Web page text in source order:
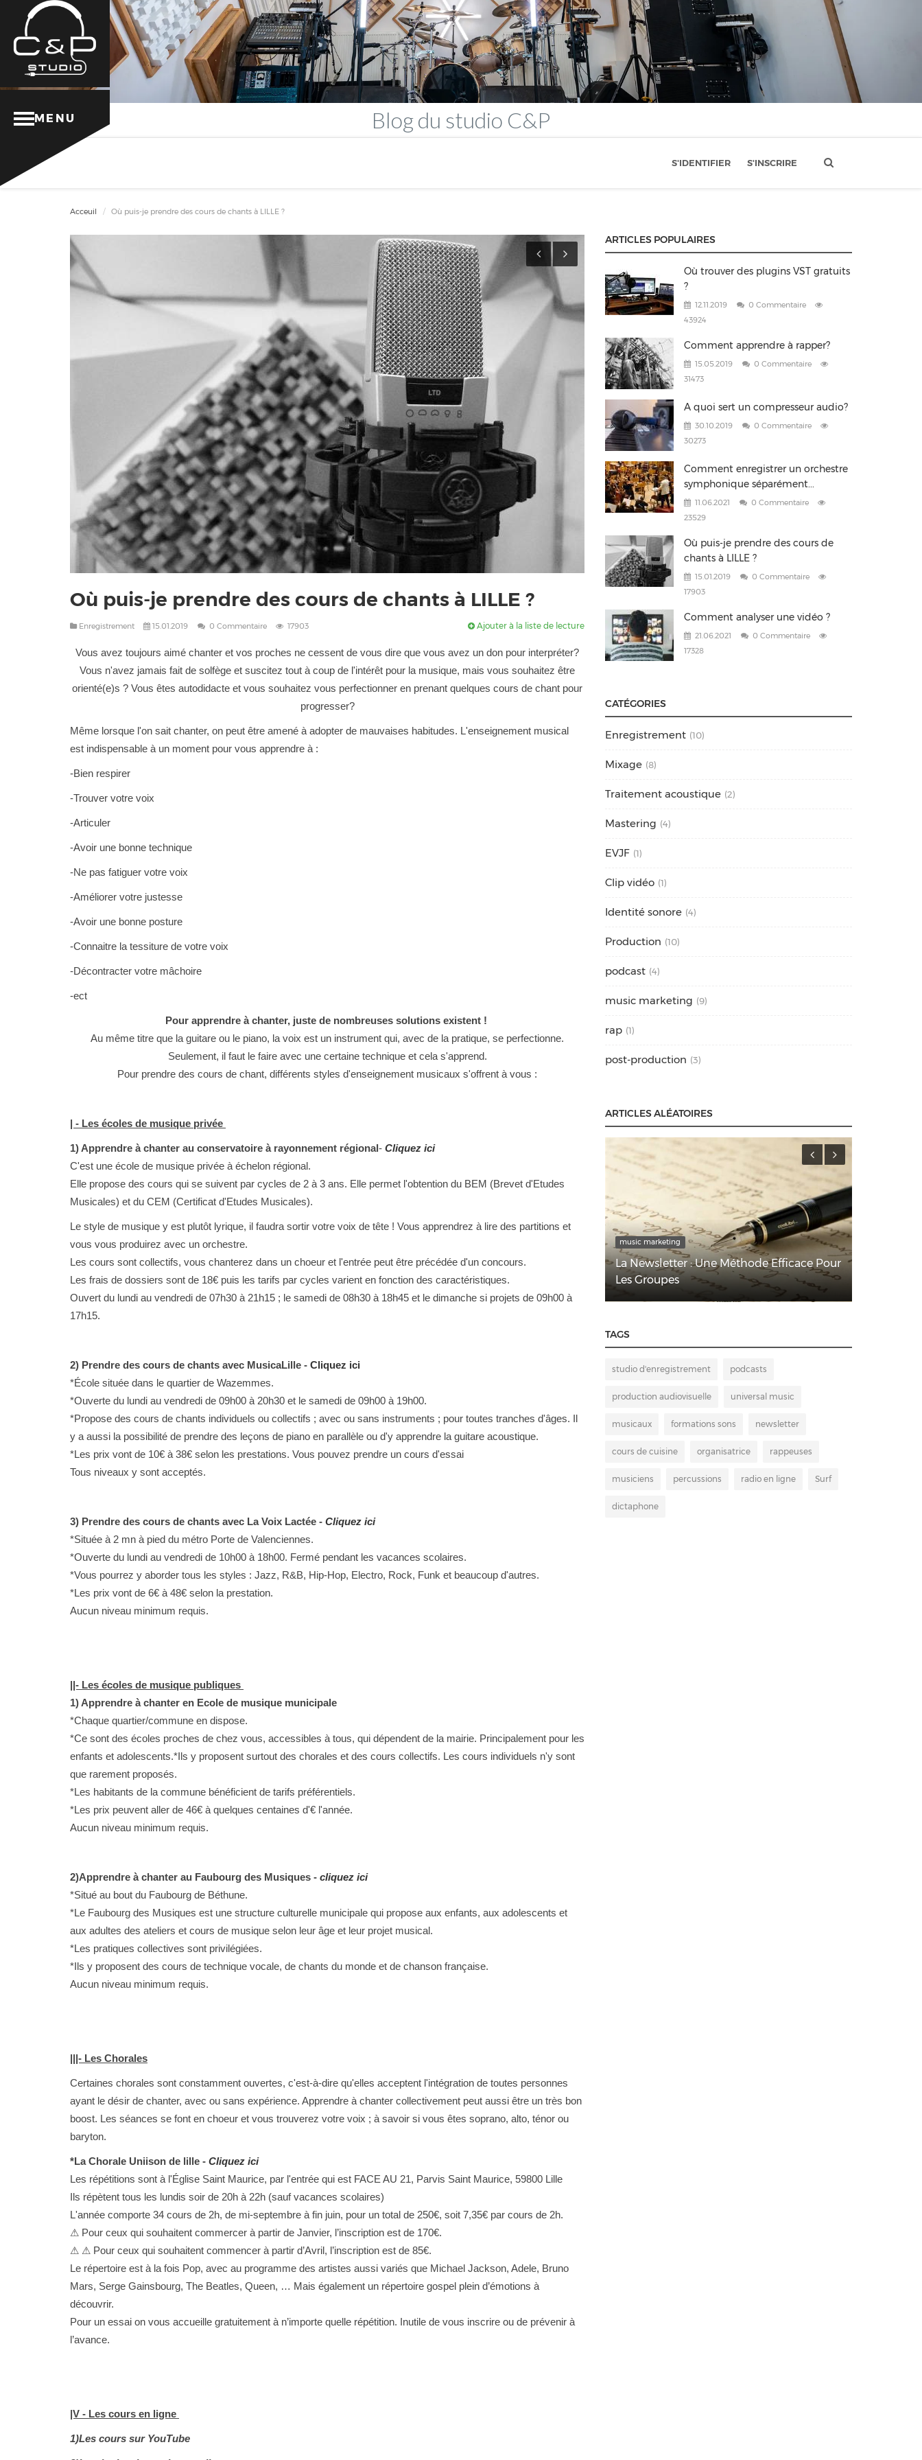
MENU Blogdu studio C&P
S'IDENTIFIER S'INSCRIRE
Acceuil Où puis-je prendre des cours de chants à LILLE ?
Où puis-je prendre des cours de chants à LILLE ?
Enregistrement 15.01.2019 0 Commentaire 17903 Ajouter à la liste de lecture
Vous avez toujours aimé chanter et vos proches ne cessent de vous dire que vous avez un don pour interpréter?
Vous n'avez jamais fait de solfège et suscitez tout à coup de l'intérêt pour la musique, mais vous souhaitez être
orienté(e)s ? Vous êtes autodidacte et vous souhaitez vous perfectionner en prenant quelques cours de chant pour
progresser?
Même lorsque l'on sait chanter, on peut être amené à adopter de mauvaises habitudes. L'enseignement musical
est indispensable à un moment pour vous apprendre à :
-Bien respirer
-Trouver votre voix
-Articuler
-Avoir une bonne technique
-Ne pas fatiguer votre voix
-Améliorer votre justesse
-Avoir une bonne posture
-Connaitre la tessiture de votre voix
-Décontracter votre mâchoire
-ect
Pour apprendre à chanter, juste de nombreuses solutions existent !
Au même titre que la guitare ou le piano, la voix est un instrument qui, avec de la pratique, se perfectionne.
Seulement, il faut le faire avec une certaine technique et cela s'apprend.
Pour prendre des cours de chant, différents styles d'enseignement musicaux s'offrent à vous :
| - Les écoles de musique privée
1) Apprendre à chanter au conservatoire à rayonnement régional- Cliquez ici
C'est une école de musique privée à échelon régional.
Elle propose des cours qui se suivent par cycles de 2 à 3 ans. Elle permet l'obtention du BEM (Brevet d'Etudes
Musicales) et du CEM (Certificat d'Etudes Musicales).
Le style de musique y est plutôt lyrique, il faudra sortir votre voix de tête ! Vous apprendrez à lire des partitions et
vous vous produirez avec un orchestre.
Les cours sont collectifs, vous chanterez dans un choeur et l'entrée peut être précédée d'un concours.
Les frais de dossiers sont de 18€ puis les tarifs par cycles varient en fonction des caractéristiques.
Ouvert du lundi au vendredi de 07h30 à 21h15 ; le samedi de 08h30 à 18h45 et le dimanche si projets de 09h00 à
17h15.
2) Prendre des cours de chants avec MusicaLille - Cliquez ici
*École située dans le quartier de Wazemmes.
*Ouverte du lundi au vendredi de 09h00 à 20h30 et le samedi de 09h00 à 19h00.
*Propose des cours de chants individuels ou collectifs ; avec ou sans instruments ; pour toutes tranches d'âges. Il
y a aussi la possibilité de prendre des leçons de piano en parallèle ou d'y apprendre la guitare acoustique.
*Les prix vont de 10€ à 38€ selon les prestations. Vous pouvez prendre un cours d'essai
Tous niveaux y sont acceptés.
3) Prendre des cours de chants avec La Voix Lactée - Cliquez ici
*Située à 2 mn à pied du métro Porte de Valenciennes.
*Ouverte du lundi au vendredi de 10h00 à 18h00. Fermé pendant les vacances scolaires.
*Vous pourrez y aborder tous les styles : Jazz, R&B, Hip-Hop, Electro, Rock, Funk et beaucoup d'autres.
*Les prix vont de 6€ à 48€ selon la prestation.
Aucun niveau minimum requis.
||- Les écoles de musique publiques
1) Apprendre à chanter en Ecole de musique municipale
*Chaque quartier/commune en dispose.
*Ce sont des écoles proches de chez vous, accessibles à tous, qui dépendent de la mairie. Principalement pour les
enfants et adolescents.*Ils y proposent surtout des chorales et des cours collectifs. Les cours individuels n'y sont
que rarement proposés.
*Les habitants de la commune bénéficient de tarifs préférentiels.
*Les prix peuvent aller de 46€ à quelques centaines d'€ l'année.
Aucun niveau minimum requis.
2)Apprendre à chanter au Faubourg des Musiques - cliquez ici
*Situé au bout du Faubourg de Béthune.
*Le Faubourg des Musiques est une structure culturelle municipale qui propose aux enfants, aux adolescents et
aux adultes des ateliers et cours de musique selon leur âge et leur projet musical.
*Les pratiques collectives sont privilégiées.
*Ils y proposent des cours de technique vocale, de chants du monde et de chanson française.
Aucun niveau minimum requis.
|||- Les Chorales
Certaines chorales sont constamment ouvertes, c'est-à-dire qu'elles acceptent l'intégration de toutes personnes
ayant le désir de chanter, avec ou sans expérience. Apprendre à chanter collectivement peut aussi être un très bon
boost. Les séances se font en choeur et vous trouverez votre voix ; à savoir si vous êtes soprano, alto, ténor ou
baryton.
*La Chorale Uniison de lille - Cliquez ici
Les répétitions sont à l'Église Saint Maurice, par l'entrée qui est FACE AU 21, Parvis Saint Maurice, 59800 Lille
Ils répètent tous les lundis soir de 20h à 22h (sauf vacances scolaires)
L'année comporte 34 cours de 2h, de mi-septembre à fin juin, pour un total de 250€, soit 7,35€ par cours de 2h.
⚠ Pour ceux qui souhaitent commercer à partir de Janvier, l’inscription est de 170€.
⚠ ⚠ Pour ceux qui souhaitent commencer à partir d’Avril, l’inscription est de 85€.
Le répertoire est à la fois Pop, avec au programme des artistes aussi variés que Michael Jackson, Adele, Bruno
Mars, Serge Gainsbourg, The Beatles, Queen, … Mais également un répertoire gospel plein d’émotions à
découvrir.
Pour un essai on vous accueille gratuitement à n’importe quelle répétition. Inutile de vous inscrire ou de prévenir à
l’avance.
|V - Les cours en ligne
1)Les cours sur YouTube
ARTICLES POPULAIRES
Où trouver des plugins VST gratuits
?
12.11.2019
0 Commentaire
43924
Comment apprendre à rapper?
15.05.2019
0 Commentaire
31473
A quoi sert un compresseur audio?
30.10.2019
0 Commentaire
30273
Comment enregistrer un orchestre
symphonique séparément...
11.06.2021
0 Commentaire
23529
Où puis-je prendre des cours de
chants à LILLE ?
15.01.2019
0 Commentaire
17903
Comment analyser une vidéo ?
21.06.2021
0 Commentaire
17328
CATÉGORIES
Enregistrement (10)
Mixage (8)
Traitement acoustique (2)
Mastering (4)
EVJF (1)
Clip vidéo (1)
Identité sonore (4)
Production (10)
podcast (4)
music marketing (9)
rap (1)
post-production (3)
ARTICLES ALÉATOIRES
Clip vidéo
Comment réaliser un clip vidéo musical?
La Newsletter : Une Méthode Efficace Pour
Les Groupes
podcast
Comment diffuser vos podcasts ?
TAGS
studio d'enregistrement podcasts
production audiovisuelle universal music
musicaux formations sons newsletter
cours de cuisine organisatrice rappeuses
musiciens percussions radio en ligne Surf
dictaphone